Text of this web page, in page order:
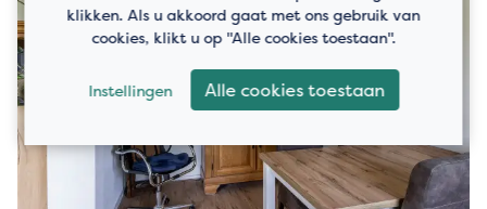
klikken. Als u akkoord gaat met ons gebruik van
cookies, klikt u op "Alle cookies toestaan".
Instellingen Alle cookies toestaan